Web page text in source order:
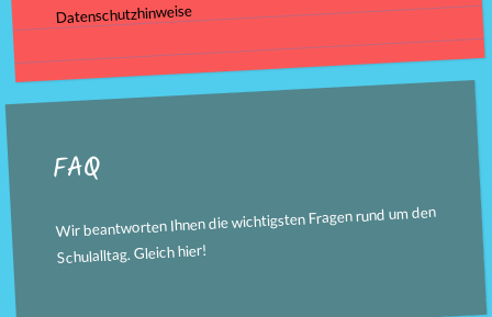
Datenschutzhinweise
FAQ
Wir beantworten Ihnen die wichtigsten Fragen rund um den
Schulalltag. Gleichhier!